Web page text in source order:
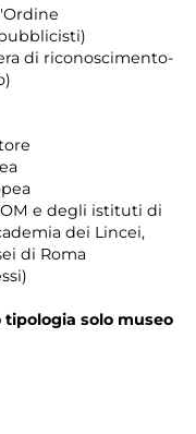
di riconoscimento-
e degli istituti di
dei Lincei,
di Roma
solo museo